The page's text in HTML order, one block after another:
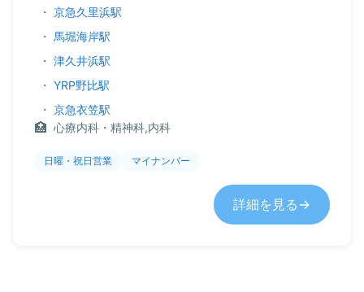
・ 京急久里浜駅
・ 馬堀海岸駅
・ 津久井浜駅
・ YRP野比駅
・ 京急衣笠駅
心療内科・精神科,内科
日曜・祝日営業 マイナンバー
詳細を見る